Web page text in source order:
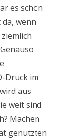
es schon
wenn
Druck im
aus
weit sind
Machen
genutzten